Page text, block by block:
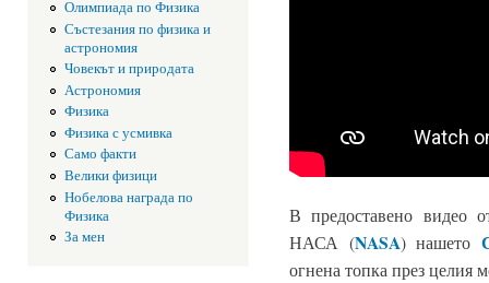
Олимпиада по Физика
Състезания по физика и
астрономия
Човекът и природата
Астрономия
Физика
Физика с усмивка
Само факти
Велики физици
Нобелова награда по
Физика
За мен
В предоставено видео
НАСА (NASA) нашето
огнена топка през целия